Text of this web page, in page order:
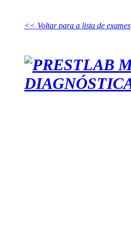
<< Voltar para a lista de exames